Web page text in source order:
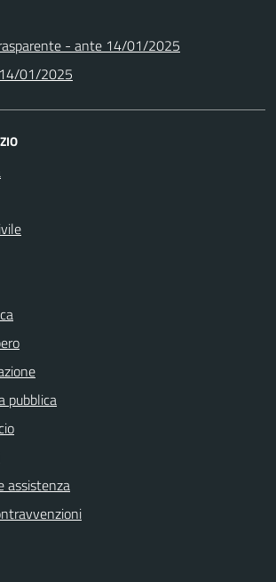
- ante 14/01/2025
01/2025
pubblica
assistenza